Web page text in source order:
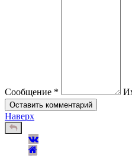
Сообщение *
Наверх